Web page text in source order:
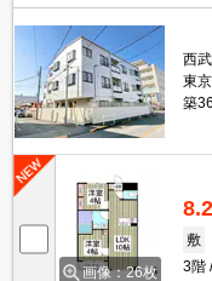
西
東
築
画像：26枚
8.2
敷
3階